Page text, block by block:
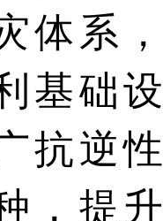
体系，
基础设
抗逆性
，提升